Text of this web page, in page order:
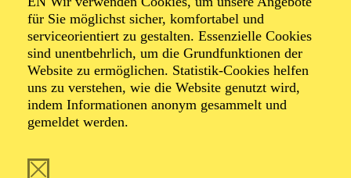
für Sie möglichst sicher, komfortabel und
serviceorientiert zu gestalten. Essenzielle Cookies
sind unentbehrlich, um die Grundfunktionen der
Website zu ermöglichen. Statistik-Cookies helfen
uns zu verstehen, wie die Website genutzt wird,
indem Informationen anonym gesammelt und
gemeldet werden.
HOFNER GMBH
TICKETS
55,20 52,70€
EN: SCHAUSPIEL ESSEN
05.09.2026